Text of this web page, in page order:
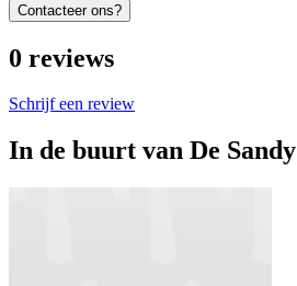
Contacteer ons?
0 reviews
Schrijf een review
In de buurt van De Sandy